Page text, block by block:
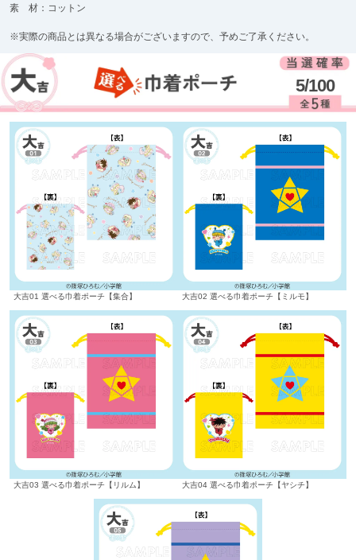
素 材：コットン
※実際の商品とは異なる場合がございますので、予めご了承ください。
5/100
大吉01 選べる巾着ポーチ【集合】 大吉02 選べる巾着ポーチ【ミルモ】
大吉03 選べる巾着ポーチ【リルム】 大吉04 選べる巾着ポーチ【ヤシチ】